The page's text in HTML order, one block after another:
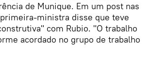
de Munique. Em um post nas
ministra disse que teve
com Rubio. "O trabalho
acordado no grupo de trabalho